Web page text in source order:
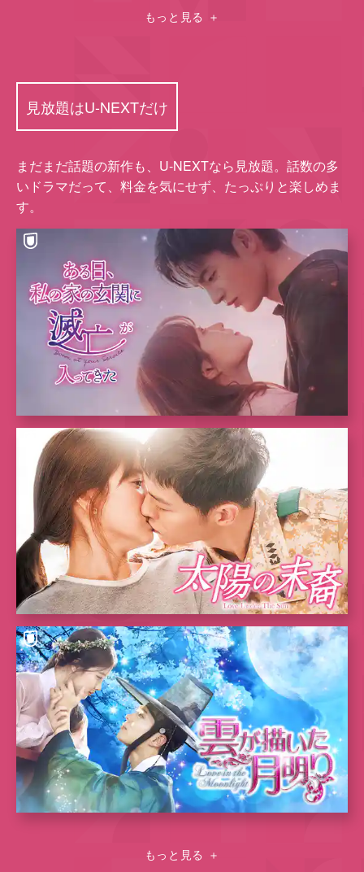
もっと見る ＋
見放題はU-NEXTだけ
まだまだ話題の新作も、U-NEXTなら⾒放題。話数の多
いドラマだって、料⾦を気にせず、たっぷりと楽しめま
す。
もっと見る ＋